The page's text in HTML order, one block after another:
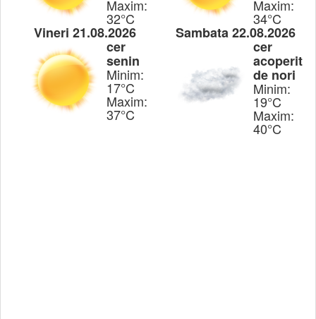
Maxim:
32°C
Maxim:
34°C
Vineri 21.08.2026
cer
senin
Minim:
17°C
Maxim:
37°C
Sambata 22.08.2026
cer
acoperit
de nori
Minim:
19°C
Maxim:
40°C